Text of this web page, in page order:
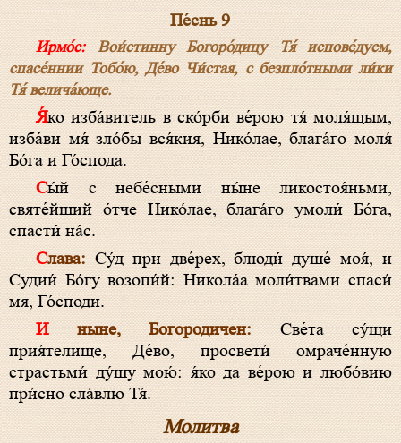
Пе́снь 9
Ирмо́с:Вои́стинну Богоро́дицу Тя́ испове́дуем,
спасе́ннии Тобо́ю, Де́во Чи́стая, с безпло́тными ли́ки
Тя́ велича́юще.
Я́ко изба́витель в ско́рби ве́рою тя́ моля́щым,
изба́ви мя́ зло́бы вся́кия, Нико́лае, блага́го моля́
Бо́га и Го́спода.
Сы́й с небе́сными ны́не ликостоя́ньми,
святе́йший о́тче Нико́лае, блага́го умоли́ Бо́га,
спасти́ на́с.
Слава:Су́д при две́рех, блюди́ душе́ моя́, и
Судии́ Бо́гу возопи́й: Никола́а моли́твами спаси́
мя, Го́споди.
И ныне, Богородичен:Све́та су́щи
прия́телище, Де́во, просвети́ омраче́нную
страстьми́ ду́шу мою́: я́ко да ве́рою и любо́вию
при́сно сла́влю Тя́.
Молитва